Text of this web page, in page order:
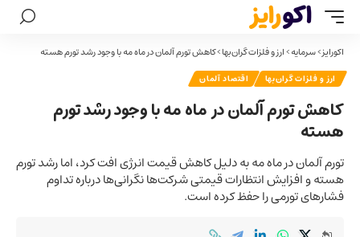
اکورایز>سرمایه>ارز و فلزات گران‌بها>کاهش تورم آلمان در ماه مه با وجود رشد تورم هسته
ارز و فلزات گران‌بها اقتصاد آلمان
کاهش تورم آلمان در ماه مه با وجود رشد تورم
هسته
تورم آلمان در ماه مه به دلیل کاهش قیمت انرژی افت کرد، اما رشد تورم
هسته و افزایش انتظارات قیمتی شرکت‌ها نگرانی‌ها درباره تداوم
فشارهای تورمی را حفظ کرده است.